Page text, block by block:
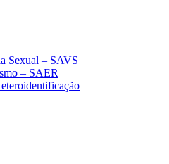
Sexual – SAVS
– SAER